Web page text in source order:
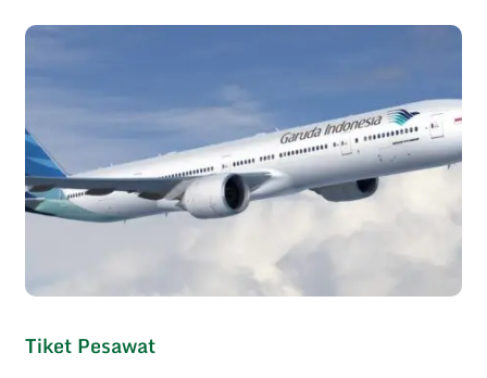
Tiket Pesawat